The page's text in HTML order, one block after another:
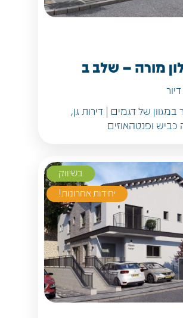
מורה – שלב ב
במגוון של דגמים | דירות גן,
כביש ופנטהאוזים
בשיווק
יחידות אחרונות!